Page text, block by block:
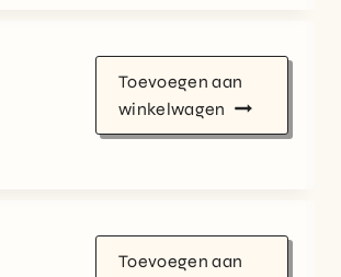
Toevoegen aan
winkelwagen
Toevoegen aan